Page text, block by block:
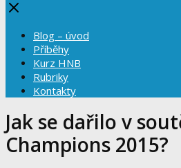
Blog – úvod
Příběhy
Kurz HNB
Rubriky
Kontakty
Jak se dařilo v
Champions 2015?